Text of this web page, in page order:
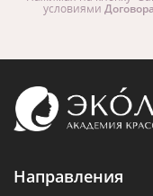
условиями
Направления